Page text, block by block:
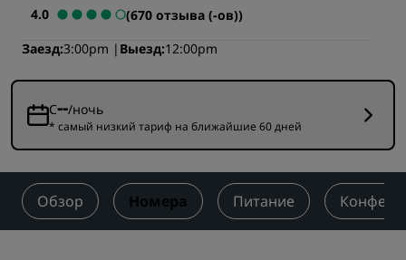
4.0
(670 отзыва (-ов))
Заезд 3:00pm Выезд 12:00pm
С--/ночь
* самый низкий тариф на ближайшие 60 дней
Обзор Номера Питание